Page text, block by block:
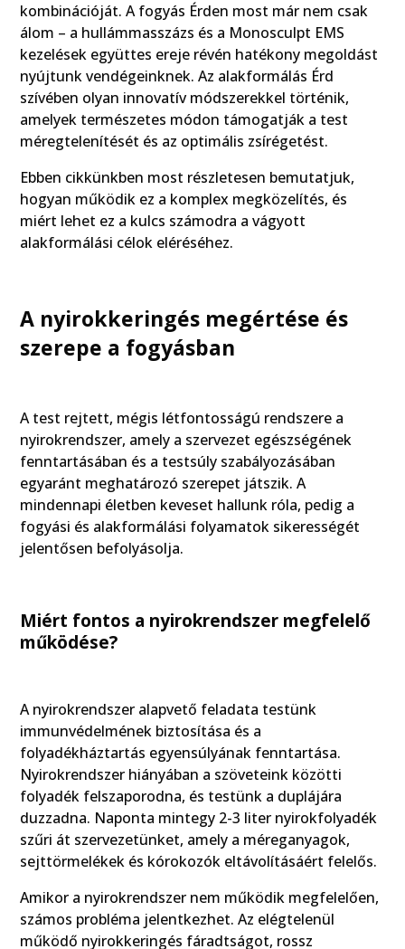
kombinációját. A fogyás Érden most már nem csak
álom – a hullámmasszázs és a Monosculpt EMS
kezelések együttes ereje révén hatékony megoldást
nyújtunk vendégeinknek. Az alakformálás Érd
szívében olyan innovatív módszerekkel történik,
amelyek természetes módon támogatják a test
méregtelenítését és az optimális zsírégetést.
Ebben cikkünkben most részletesen bemutatjuk,
hogyan működik ez a komplex megközelítés, és
miért lehet ez a kulcs számodra a vágyott
alakformálási célok eléréséhez.
A nyirokkeringés megértése és
szerepe a fogyásban
A test rejtett, mégis létfontosságú rendszere a
nyirokrendszer, amely a szervezet egészségének
fenntartásában és a testsúly szabályozásában
egyaránt meghatározó szerepet játszik. A
mindennapi életben keveset hallunk róla, pedig a
fogyási és alakformálási folyamatok sikerességét
jelentősen befolyásolja.
Miért fontos a nyirokrendszer megfelelő
működése?
A nyirokrendszer alapvető feladata testünk
immunvédelmének biztosítása és a
folyadékháztartás egyensúlyának fenntartása.
Nyirokrendszer hiányában a szöveteink közötti
folyadék felszaporodna, és testünk a duplájára
duzzadna. Naponta mintegy 2-3 liter nyirokfolyadék
szűri át szervezetünket, amely a méreganyagok,
sejttörmelékek és kórokozók eltávolításáért felelős.
Amikor a nyirokrendszer nem működik megfelelően,
számos probléma jelentkezhet. Az elégtelenül
működő nyirokkeringés fáradtságot, rossz